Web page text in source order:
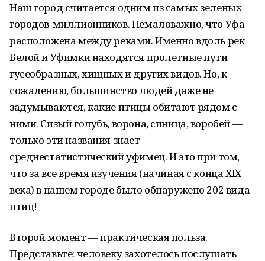
Наш город считается одним из самых зеленых
городов-миллионников. Немаловажно, что Уфа
расположена между реками. Именно вдоль рек
Белой и Уфимки находятся пролетные пути
гусеобразных, хищных и других видов. Но, к
сожалению, большинство людей даже не
задумываются, какие птицы обитают рядом с
ними. Сизый голубь, ворона, синица, воробей —
только эти названия знает
среднестатистический уфимец. И это при том,
что за все время изучения (начиная с конца XIX
века) в нашем городе было обнаружено 202 вида
птиц!
Второй момент — практическая польза.
Представьте: человеку захотелось послушать